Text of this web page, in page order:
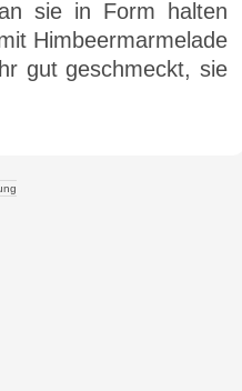
sie in Form halten
Himbeermarmelade
gut geschmeckt, sie